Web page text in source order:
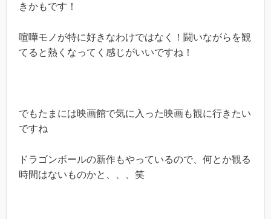
きかもです！
喧嘩モノが特に好きなわけではなく！闘いながらを観
てると熱くなってく感じがいいですね！
でもたまには映画館で気に入った映画も観に行きたい
ですね
ドラゴンボールの新作もやっているので、何とか観る
時間はないものかと、、、笑